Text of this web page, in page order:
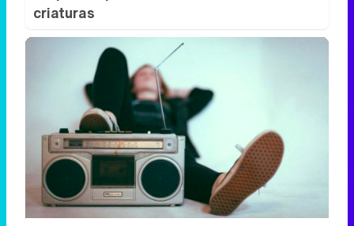
Canciones que marcan
¿Por qué recuerdas canciones viejas
mejor que las nuevas?